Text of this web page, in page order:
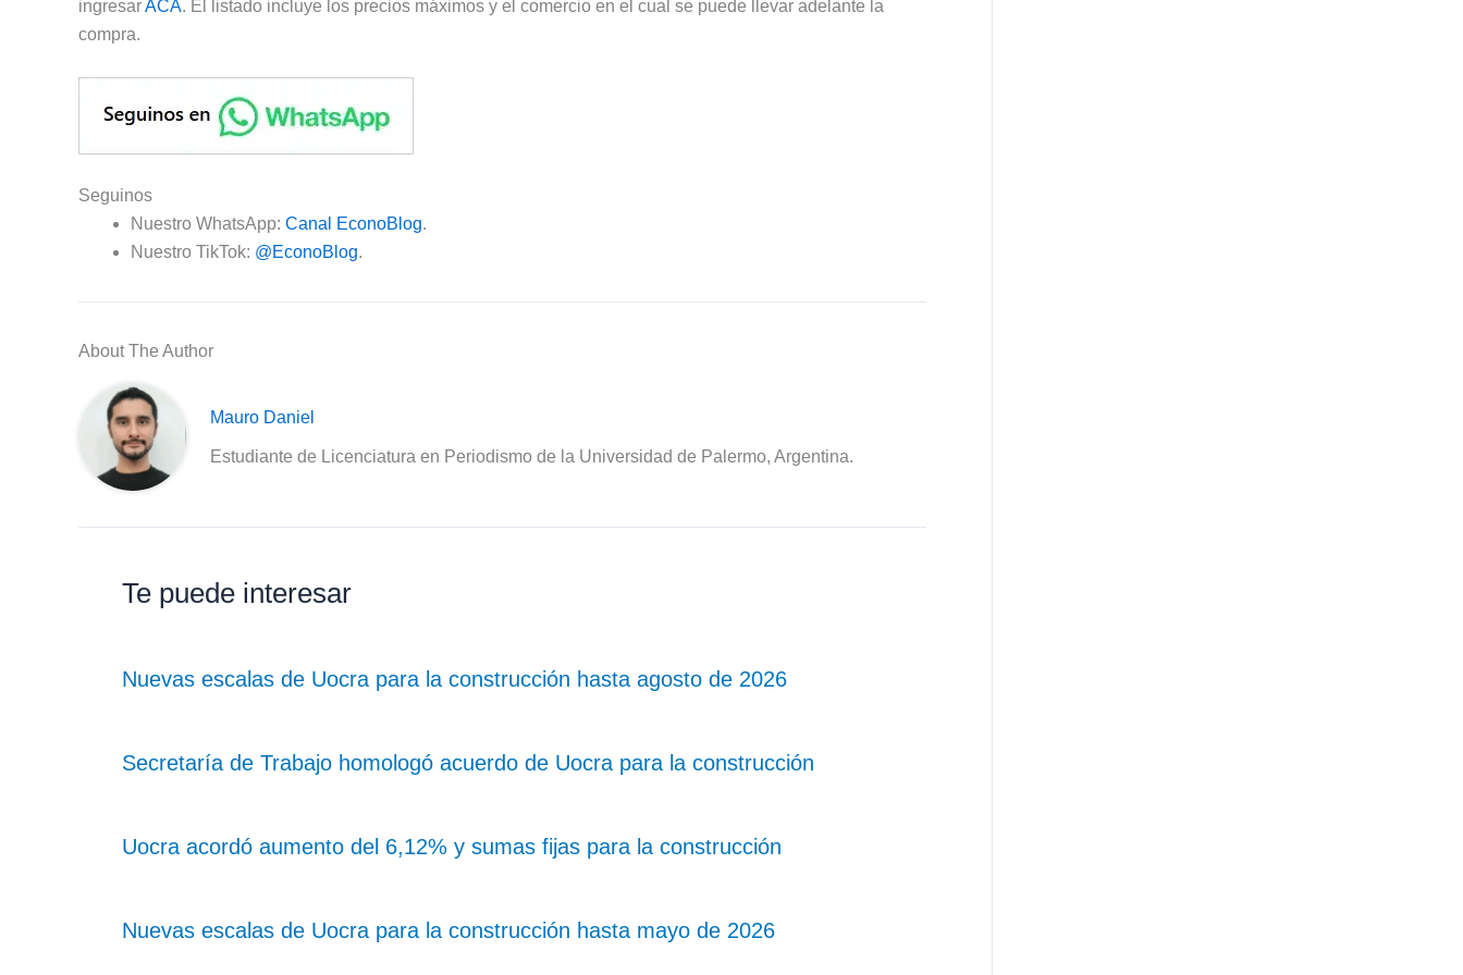
ingresarACÁ. El listado incluye los precios máximos y el comercio en el cual se puede llevar adelante la
compra.
Seguinos
Nuestro WhatsApp: Canal EconoBlog.
Nuestro TikTok: @EconoBlog.
About The Author
Mauro Daniel
Estudiante de Licenciatura en Periodismo de la Universidad de Palermo, Argentina.
Te puede interesar
Nuevas escalas de Uocra para la construcción hasta agosto de 2026
Secretaría de Trabajo homologó acuerdo de Uocra para la construcción
Uocra acordó aumento del 6,12% y sumas fijas para la construcción
Nuevas escalas de Uocra para la construcción hasta mayo de 2026